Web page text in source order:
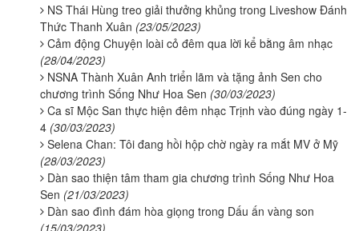
NS Thái Hùng treo giải thưởng khủng trong Liveshow Đánh
Thức Thanh Xuân (23/05/2023)
Cảm động Chuyện loài cỏ đêm qua lời kể bằng âm nhạc
(28/04/2023)
NSNA Thành Xuân Anh triển lãm và tặng ảnh Sen cho
chương trình Sống Như Hoa Sen (30/03/2023)
Ca sĩ Mộc San thực hiện đêm nhạc Trịnh vào đúng ngày 1-
4 (30/03/2023)
Selena Chan: Tôi đang hồi hộp chờ ngày ra mắt MV ở Mỹ
(28/03/2023)
Dàn sao thiện tâm tham gia chương trình Sống Như Hoa
Sen (21/03/2023)
Dàn sao đình đám hòa giọng trong Dấu ấn vàng son
(15/03/2023)